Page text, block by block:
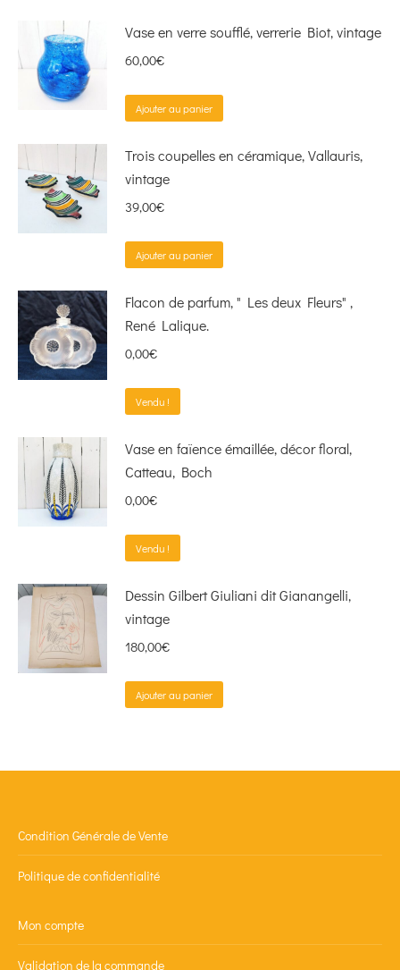
Vase en verre soufflé, verrerie Biot, vintage
60,00€
Ajouter au panier
Trois coupelles en céramique, Vallauris,
vintage
39,00€
Ajouter au panier
Flacon de parfum, " Les deux Fleurs" ,
René Lalique.
0,00€
Vendu !
Vase en faïence émaillée, décor floral,
Catteau, Boch
0,00€
Vendu !
Dessin Gilbert Giuliani dit Gianangelli,
vintage
180,00€
Ajouter au panier
Condition Générale de Vente
Politique de confidentialité
Mon compte
Validation de la commande